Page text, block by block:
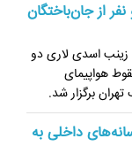
از جان‌باختگان
اسدی لاری دو
هواپیمای
برگزار شد.
داخلی به